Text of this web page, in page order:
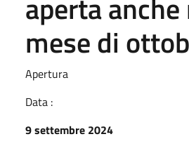
mese di
Apertura
Data :
9 settembre 2024